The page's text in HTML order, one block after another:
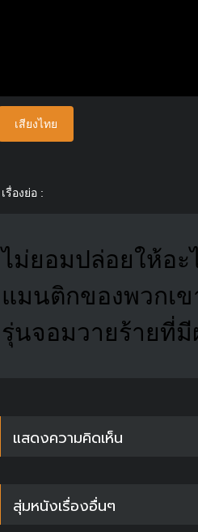
เสียงไทย
เรื่องย่อ :
ไม่ยอมปล่อยให้อ
แมนติกของพวกเ
รุ่นจอมวายร้ายที่
แสดงความคิดเห็น
สุ่มหนังเรื่องอื่นๆ